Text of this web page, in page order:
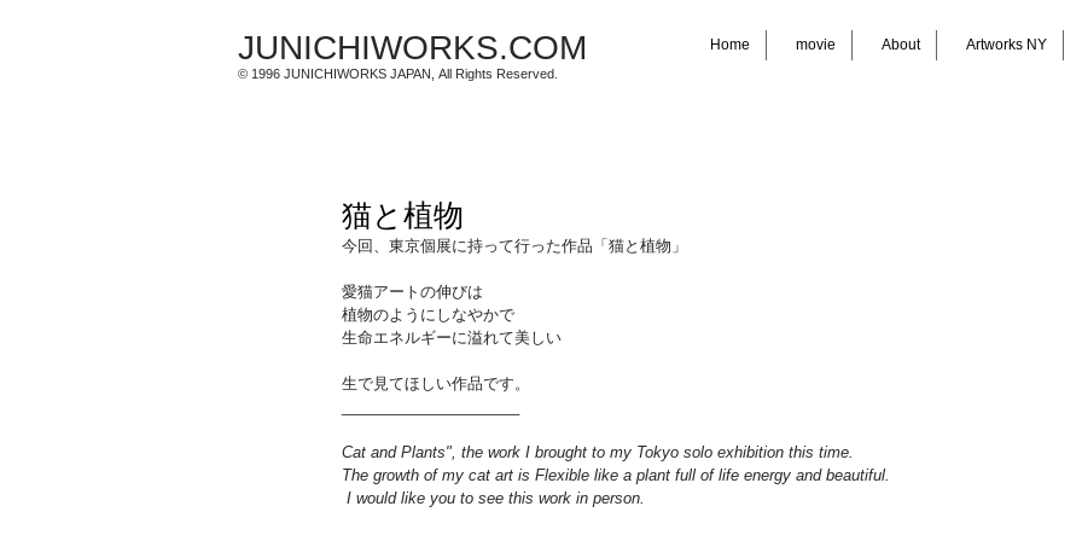
JUNICHIWORKS.COM Home movie About Artworks NY
© 1996 JUNICHIWORKS JAPAN, All Rights Reserved.
猫と植物
今回、東京個展に持って行った作品「猫と植物」
愛猫アートの伸びは
植物のようにしなやかで
生命エネルギーに溢れて美しい
生で見てほしい作品です。
Cat and Plants", the work I brought to my Tokyo solo exhibition this time.
The growth of my cat art is Flexible like a plant full of life energy and beautiful.
I would like you to see this work in person.